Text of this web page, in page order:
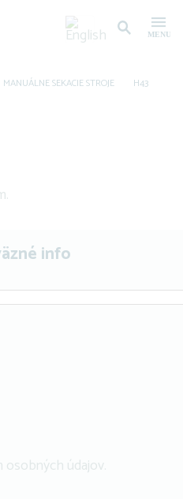
MANUÁLNE SEKACIE STROJE H43
info
osobných údajov